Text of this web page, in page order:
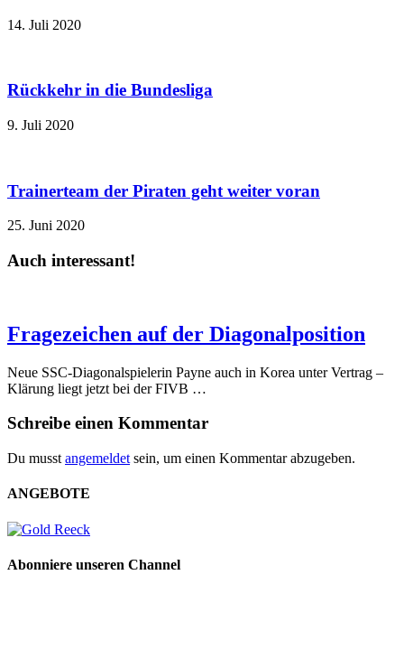
14. Juli 2020
Rückkehr in die Bundesliga
9. Juli 2020
Trainerteam der Piraten geht weiter voran
25. Juni 2020
Auch interessant!
Fragezeichen auf der Diagonalposition
Neue SSC-Diagonalspielerin Payne auch in Korea unter Vertrag –
Klärung liegt jetzt bei der FIVB …
Schreibe einen Kommentar
Du musst angemeldet sein, um einen Kommentar abzugeben.
ANGEBOTE
Abonniere unseren Channel